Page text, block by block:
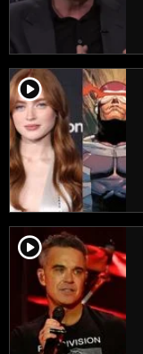
player2
player2